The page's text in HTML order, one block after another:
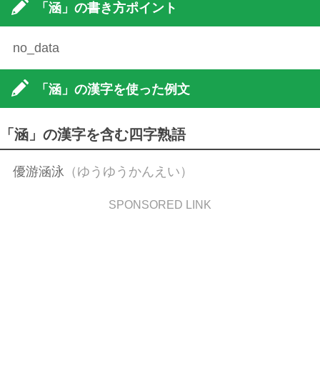
「涵」の書き方ポイント
no_data
「涵」の漢字を使った例文
「涵」の漢字を含む四字熟語
優游涵泳 （ゆうゆうかんえい）
SPONSORED LINK